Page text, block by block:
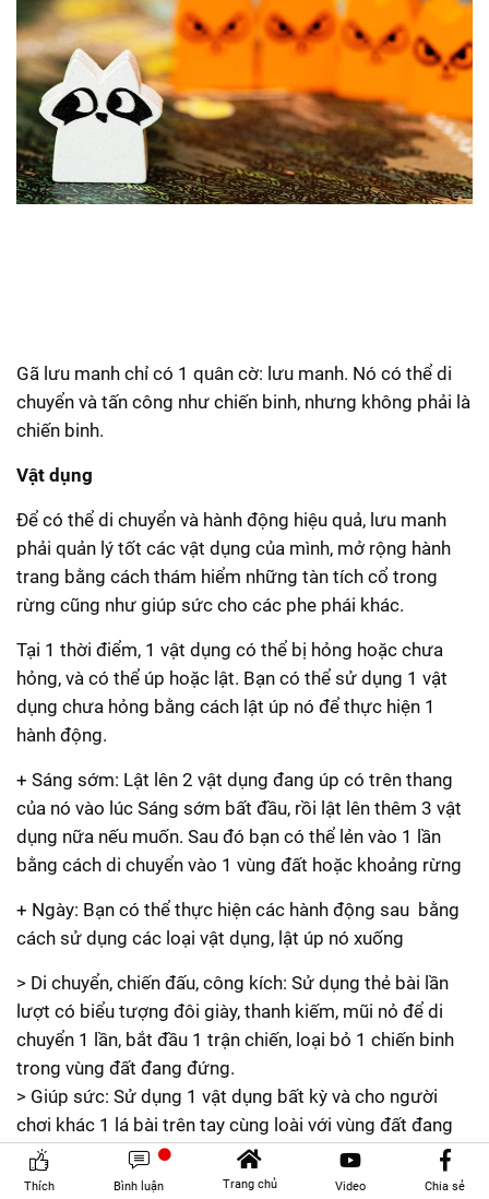
Gã lưu manh chỉ có 1 quân cờ: lưu manh. Nó có thể di
chuyển và tấn công như chiến binh, nhưng không phải là
chiến binh.
Vật dụng
Để có thể di chuyển và hành động hiệu quả, lưu manh
phải quản lý tốt các vật dụng của mình, mở rộng hành
trang bằng cách thám hiểm những tàn tích cổ trong
rừng cũng như giúp sức cho các phe phái khác.
Tại 1 thời điểm, 1 vật dụng có thể bị hỏng hoặc chưa
hỏng, và có thể úp hoặc lật. Bạn có thể sử dụng 1 vật
dụng chưa hỏng bằng cách lật úp nó để thực hiện 1
hành động.
+ Sáng sớm: Lật lên 2 vật dụng đang úp có trên thang
của nó vào lúc Sáng sớm bất đầu, rồi lật lên thêm 3 vật
dụng nữa nếu muốn. Sau đó bạn có thể lẻn vào 1 lần
bằng cách di chuyển vào 1 vùng đất hoặc khoảng rừng
+ Ngày: Bạn có thể thực hiện các hành động sau bằng
cách sử dụng các loại vật dụng, lật úp nó xuống
> Di chuyển, chiến đấu, công kích: Sử dụng thẻ bài lần
lượt có biểu tượng đôi giày, thanh kiếm, mũi nỏ để di
chuyển 1 lần, bắt đầu 1 trận chiến, loại bỏ 1 chiến binh
trong vùng đất đang đứng.
> Giúp sức: Sử dụng 1 vật dụng bất kỳ và cho người
chơi khác 1 lá bài trên tay cùng loài với vùng đất đang
đứng. Sau đó, bạn có thể lấy 1 vật dụng từ trong hộp
vật dụng đã chế tạo của họ.
Thích Bình luận Trang chủ Video Chia sẻ